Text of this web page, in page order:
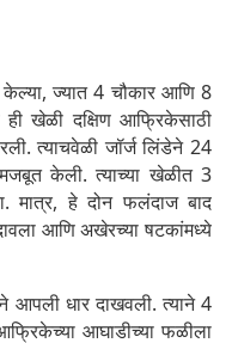
ज्यात 4 चौकार आणि 8
ही खेळी दक्षिण आफ्रिकेसाठी
त्याचवेळी जॉर्ज लिंडेने 24
केली. त्याच्या खेळीत 3
मात्र, हे दोन फलंदाज बाद
आणि अखेरच्या षटकांमध्ये
आपली धार दाखवली. त्याने 4
आघाडीच्या फळीला